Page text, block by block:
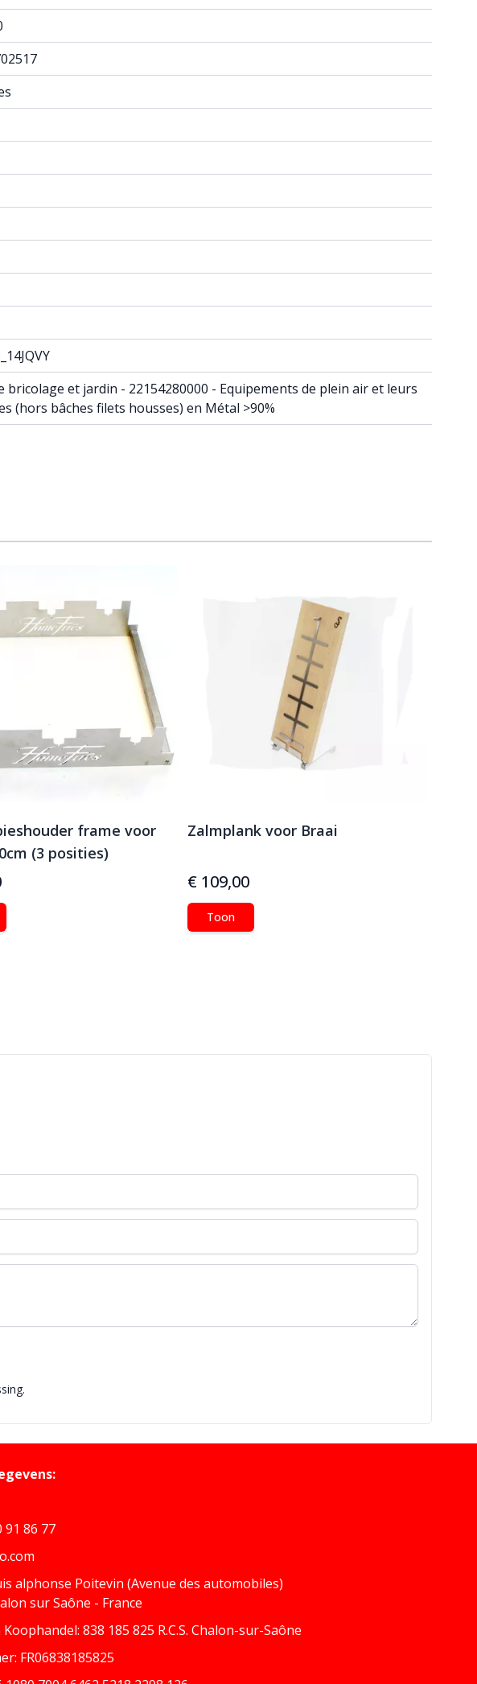
bricolage et jardin - 22154280000 - Equipements de plein air et leurs
(hors bâches filets housses) en Métal >90%
frame voor
(3 posities)
Zalmplank voor Braai
€ 109,00
Toon
91 86 77
alphonse Poitevin (Avenue des automobiles)
sur Saône - France
838 185 825 R.C.S. Chalon-sur-Saône
FR06838185825